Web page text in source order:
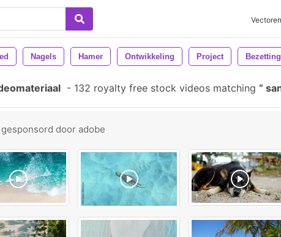
Vectoren
Nagels Hamer Ontwikkeling Project Bezetting
- 132 royalty free stock videos matching
door adobe